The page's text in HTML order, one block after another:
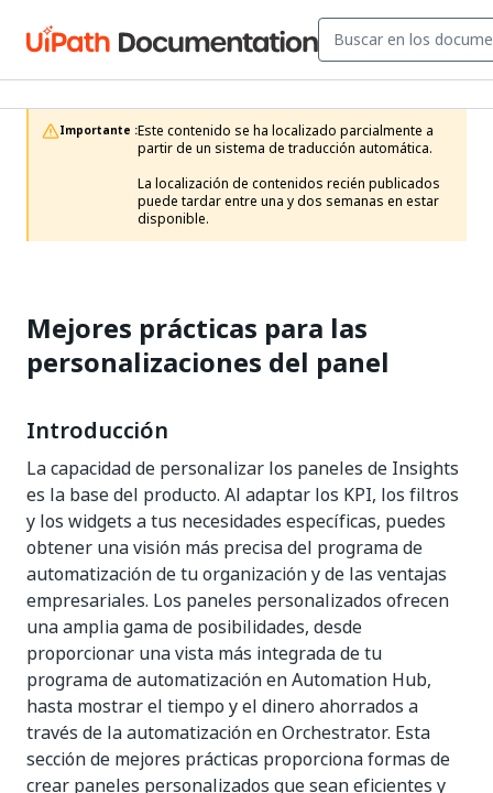
Importante :Este contenido se ha localizado parcialmente a
partir de un sistema de traducción automática.
La localización de contenidos recién publicados
puede tardar entre una y dos semanas en estar
disponible.
Mejores prácticas para las
personalizaciones del panel
Introducción
La capacidad de personalizar los paneles de Insights
es la base del producto. Al adaptar los KPI, los filtros
y los widgets a tus necesidades específicas, puedes
obtener una visión más precisa del programa de
automatización de tu organización y de las ventajas
empresariales. Los paneles personalizados ofrecen
una amplia gama de posibilidades, desde
proporcionar una vista más integrada de tu
programa de automatización en Automation Hub,
hasta mostrar el tiempo y el dinero ahorrados a
través de la automatización en Orchestrator. Esta
sección de mejores prácticas proporciona formas de
crear paneles personalizados que sean eficientes y